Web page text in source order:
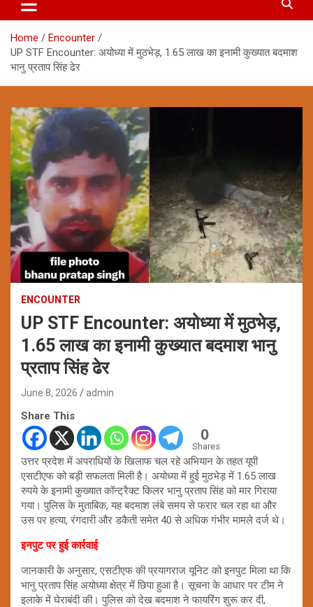
Home
Encounter
UP STF Encounter: अयोध्या में मुठभेड़, 1.65 लाख का इनामी कुख्यात बदमाश
भानु प्रताप सिंह ढेर
ENCOUNTER
UP STF Encounter: अयोध्या में मुठभेड़,
1.65 लाख का इनामी कुख्यात बदमाश भानु
प्रताप सिंह ढेर
June 8, 2026 admin
Share This
0
Shares
उत्तर प्रदेश में अपराधियों के खिलाफ चल रहे अभियान के तहत यूपी
एसटीएफ को बड़ी सफलता मिली है। अयोध्या में हुई मुठभेड़ में 1.65 लाख
रुपये के इनामी कुख्यात कॉन्ट्रैक्ट किलर भानु प्रताप सिंह को मार गिराया
गया। पुलिस के मुताबिक, यह बदमाश लंबे समय से फरार चल रहा था और
उस पर हत्या, रंगदारी और डकैती समेत 40 से अधिक गंभीर मामले दर्ज थे।
इनपुट पर हुई कार्रवाई
जानकारी के अनुसार, एसटीएफ की प्रयागराज यूनिट को इनपुट मिला था कि
भानु प्रताप सिंह अयोध्या क्षेत्र में छिपा हुआ है। सूचना के आधार पर टीम ने
इलाके में घेराबंदी की। पुलिस को देख बदमाश ने फायरिंग शुरू कर दी,